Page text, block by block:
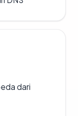
dari